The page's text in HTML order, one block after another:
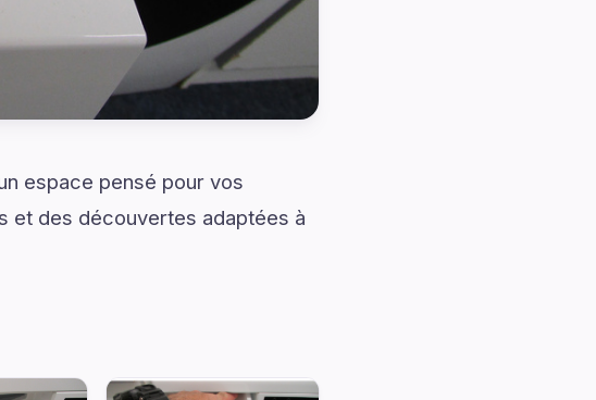
espace pensé pour vos
et des découvertes adaptées à